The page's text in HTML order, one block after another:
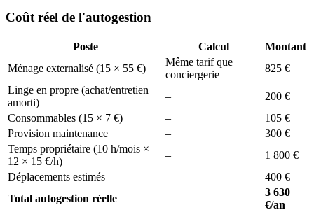
Coût réel de l'autogestion
Poste Calcul
Montant
Ménage externalisé (15 × 55 €)
Même tarif que
conciergerie
825 €
Linge en propre (achat/entretien
amorti)
–
200 €
Consommables (15 × 7 €)
–
105 €
Provision maintenance
–
300 €
Temps propriétaire (10 h/mois ×
12 × 15 €/h)
–
1 800 €
Déplacements estimés
–
400 €
Total autogestion réelle
3 630
€/an